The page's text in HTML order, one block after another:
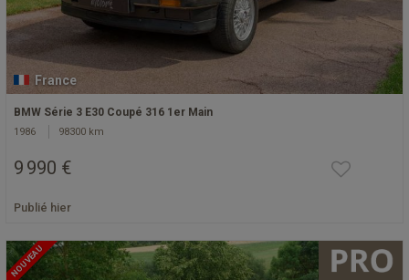
France
BMW Série 3 E30 Coupé 316 1er Main
1986 98300 km
9 990 €
Publié hier
NOUVEAU